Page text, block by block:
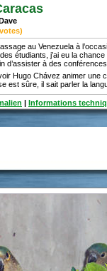
votes)
au Venezuela à
étudiants, j’ai eu la
d’assister à des conférences.
Hugo Chávez animer une
est sûre, il sait parler la
| Informations